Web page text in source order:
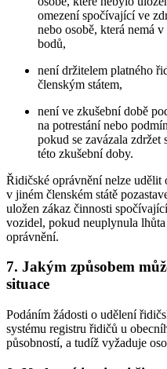
omezení spočívající ve
nebo osobě, která nemá
bodů,
není držitelem platného
členským státem,
není ve zkušební době
na potrestání nebo
pokud se zavázala
této zkušební doby.
Řidičské oprávnění nelze
v jiném členském státě
uložen zákaz činnosti
vozidel, pokud neuplynula
oprávnění.
7. Jakým způsobem
situace
Podáním žádosti o udělení
systému registru řidičů u
působností, a tudíž vyžaduje